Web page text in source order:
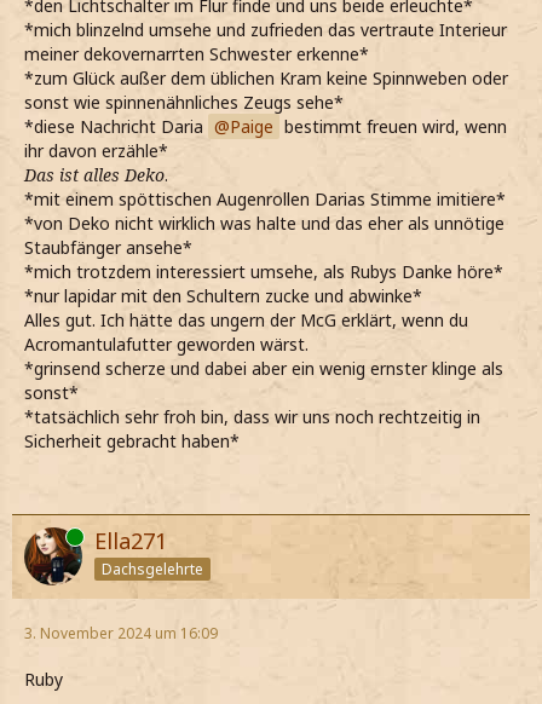
*den Lichtschalter im Flur finde und uns beide erleuchte*
*mich blinzelnd umsehe und zufrieden das vertraute Interieur
meiner dekovernarrten Schwester erkenne*
*zum Glück außer dem üblichen Kram keine Spinnweben oder
sonst wie spinnenähnliches Zeugs sehe*
*diese Nachricht Daria
Paige bestimmt freuen wird, wenn
ihr davon erzähle*
Das ist alles Deko.
*mit einem spöttischen Augenrollen Darias Stimme imitiere*
*von Deko nicht wirklich was halte und das eher als unnötige
Staubfänger ansehe*
*mich trotzdem interessiert umsehe, als Rubys Danke höre*
*nur lapidar mit den Schultern zucke und abwinke*
Alles gut. Ich hätte das ungern der McG erklärt, wenn du
Acromantulafutter geworden wärst.
*grinsend scherze und dabei aber ein wenig ernster klinge als
sonst*
*tatsächlich sehr froh bin, dass wir uns noch rechtzeitig in
Sicherheit gebracht haben*
Online Ella271
Dachsgelehrte
3. November 2024 um 16:09
Ruby